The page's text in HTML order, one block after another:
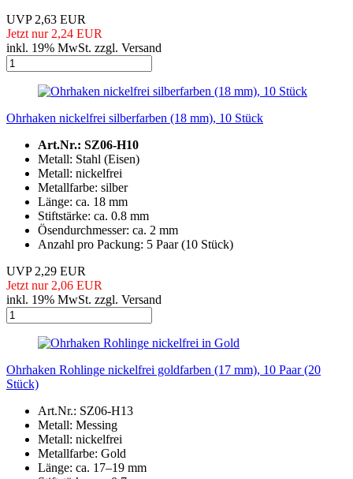
UVP 2,63 EUR
Jetzt nur 2,24 EUR
inkl. 19% MwSt. zzgl. Versand
Ohrhaken nickelfrei silberfarben (18 mm), 10 Stück
Art.Nr.: SZ06-H10
Metall: Stahl (Eisen)
Metall: nickelfrei
Metallfarbe: silber
Länge: ca. 18 mm
Stiftstärke: ca. 0.8 mm
Ösendurchmesser: ca. 2 mm
Anzahl pro Packung: 5 Paar (10 Stück)
UVP 2,29 EUR
Jetzt nur 2,06 EUR
inkl. 19% MwSt. zzgl. Versand
Ohrhaken Rohlinge nickelfrei goldfarben (17 mm), 10 Paar (20
Stück)
Art.Nr.: SZ06-H13
Metall: Messing
Metall: nickelfrei
Metallfarbe: Gold
Länge: ca. 17–19 mm